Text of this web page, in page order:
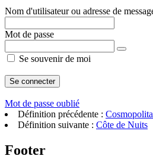
Nom d'utilisateur ou adresse de
Mot de passe
Se souvenir de moi
Mot de passe oublié
Définition précédente :
Définition suivante : Côte de Nuits
Footer